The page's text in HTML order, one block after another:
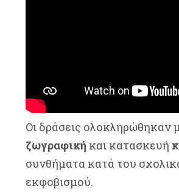
Οι δράσεις ολοκληρώθηκαν
ζωγραφική και κατασκευή
συνθήματα κατά του
εκφοβισμού.